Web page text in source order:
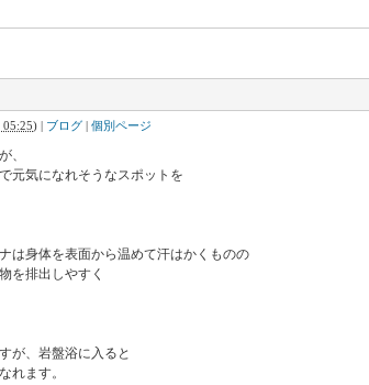
05:25) | ブログ | 個別ページ
、
元気になれそうなスポットを
は身体を表面から温めて汗はかくものの
を排出しやすく
が、岩盤浴に入ると
れます。